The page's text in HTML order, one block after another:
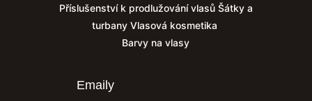
Příslušenství k prodlužování vlasů Šátky a
turbany Vlasová kosmetika
Barvy na vlasy
Emaily